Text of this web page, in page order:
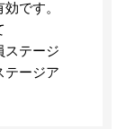
です。
ステージ
テージア